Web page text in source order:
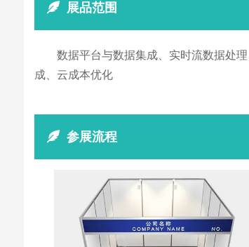
展品范围
数据平台与数据集成、实时流数据处
成、云成本优化
参展流程